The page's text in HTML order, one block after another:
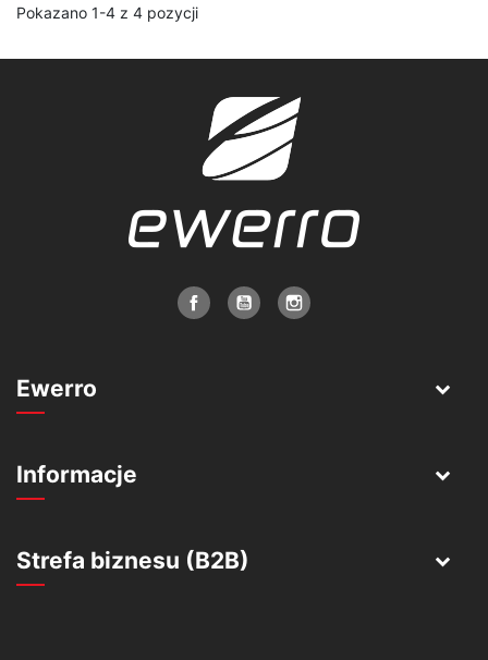
Pokazano 1-4 z 4 pozycji
Ewerro
Informacje
Strefa biznesu (B2B)